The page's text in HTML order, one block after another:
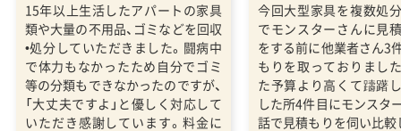
15年以上生活したアパートの家具
類や大量の不用品、ゴミなどを回収
•処分していただきました。闘病中
で体力もなかったため自分でゴミ
等の分類もできなかったのですが、
「大丈夫ですよ」と優しく対応して
いただき感謝しています。料金に
今回大型家具を複数処
でモンスターさんに見
をする前に他業者さん3
もりを取っておりまし
た予算より高くて躊躇
した所4件目にモンスタ
話で見積もりを伺い比